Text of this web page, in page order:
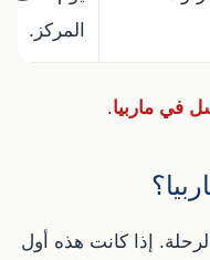
المركز.
في ماربيا.
إذا كانت هذه أول